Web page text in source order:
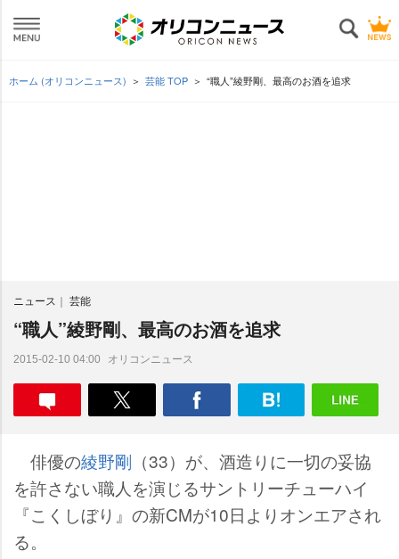
ホーム (オリコンニュース) 芸能 TOP “職人”綾野剛、最高のお酒を追求
ニュース 芸能
“職人”綾野剛、最高のお酒を追求
2015-02-10 04:00 オリコンニュース
俳優の綾野剛 （33）が、酒造りに一切の妥協
を許さない職人を演じるサントリーチューハイ
『こくしぼり』の新CMが10日よりオンエアされ
る。